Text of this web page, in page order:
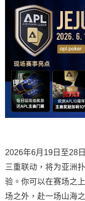
2026年6月19日至28
三重联动，将为亚洲
验。 你可以在赛场之
场之外，赴一场山海